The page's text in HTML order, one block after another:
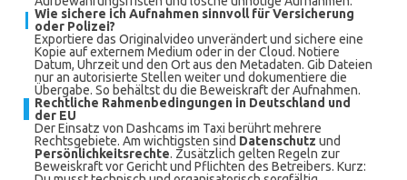
Wie sichere ich Aufnahmen sinnvoll für Versicherung
oder Polizei?
Exportiere das Originalvideo unverändert und sichere eine
Kopie auf externem Medium oder in der Cloud. Notiere
Datum, Uhrzeit und den Ort aus den Metadaten. Gib Dateien
nur an autorisierte Stellen weiter und dokumentiere die
Übergabe. So behältst du die Beweiskraft der Aufnahmen.
Rechtliche Rahmenbedingungen in Deutschland und
der EU
Der Einsatz von Dashcams im Taxi berührt mehrere
Rechtsgebiete. Am wichtigsten sind Datenschutz und
Persönlichkeitsrechte. Zusätzlich gelten Regeln zur
Beweiskraft vor Gericht und Pflichten des Betreibers. Kurz: